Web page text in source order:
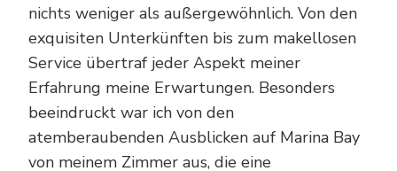
nichts weniger als außergewöhnlich. Von den
exquisiten Unterkünften bis zum makellosen
Service übertraf jeder Aspekt meiner
Erfahrung meine Erwartungen. Besonders
beeindruckt war ich von den
atemberaubenden Ausblicken auf Marina Bay
von meinem Zimmer aus, die eine